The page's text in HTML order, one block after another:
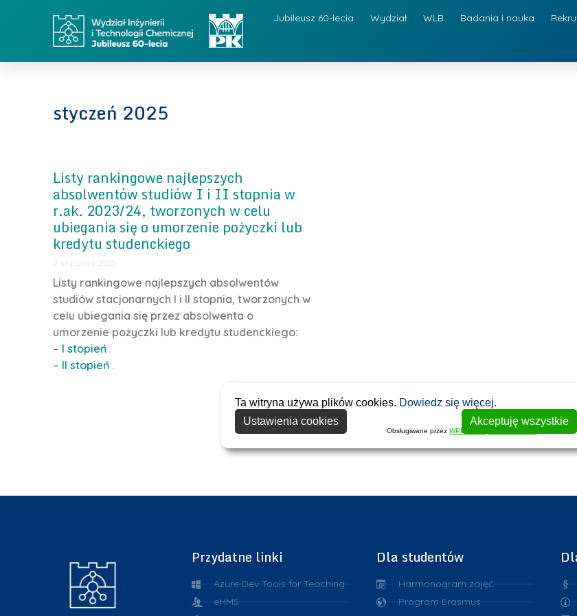
Jubileusz 60-lecia Wydział WLB Badania i nauka
styczeń 2025
Listy rankingowe najlepszych
absolwentów studiów I i II stopnia w
r.ak. 2023/24, tworzonych w celu
ubiegania się o umorzenie pożyczki lub
kredytu studenckiego
2 stycznia 2025
Listy rankingowe najlepszych absolwentów
studiów stacjonarnych I i II stopnia, tworzonych w
celu ubiegania się przez absolwenta o
umorzenie pożyczki lub kredytu studenckiego:
– I stopień
– II stopień…
1 2
Przydatne linki
Azure Dev Tools for Teaching
eHMS
Dla studentów
Harmonogram zajęć
Program Erasmus
Ta witryna używa plików cookies. Dowiedz się więcej.
Ustawienia cookies
Akceptuję wszystkie
Obsługiwane przez WPLP Compliance Platform